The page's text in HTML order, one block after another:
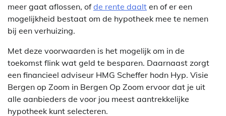
meer gaat aflossen, ofde rente daalt en of er een
mogelijkheid bestaat om de hypotheek mee te nemen
bij een verhuizing.
Met deze voorwaarden is het mogelijk om in de
toekomst flink wat geld te besparen. Daarnaast zorgt
een financieel adviseur HMG Scheffer hodn Hyp. Visie
Bergen op Zoom in Bergen Op Zoom ervoor dat je uit
alle aanbieders de voor jou meest aantrekkelijke
hypotheek kunt selecteren.